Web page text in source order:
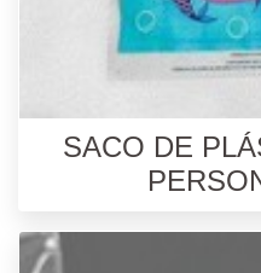
SACO DE